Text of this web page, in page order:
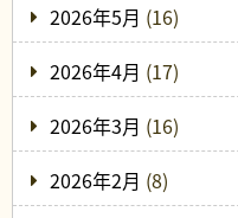
2026年5月 (16)
2026年4月 (17)
2026年3月 (16)
2026年2月 (8)